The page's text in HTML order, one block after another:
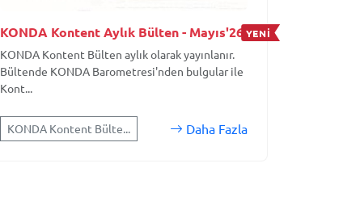
KONDA Kontent Aylık Bülten - Mayıs'26 YENİ
KONDA Kontent Bülten aylık olarak yayınlanır.
Bültende KONDA Barometresi'nden bulgular ile
Kont...
KONDA Kontent Bülte... Daha Fazla